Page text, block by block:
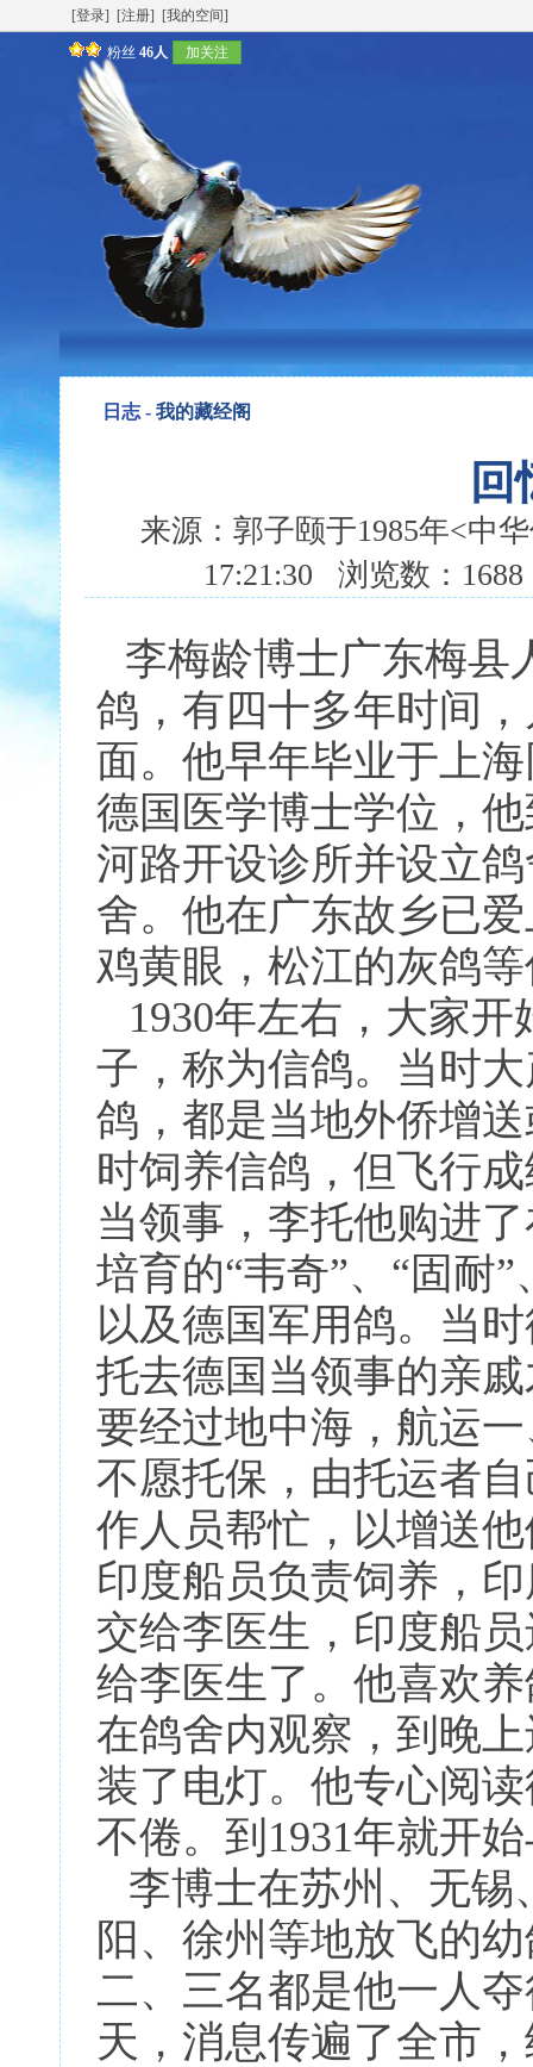
[登录] [注册] [我的空间]
粉丝 46人 加关注
日志 - 我的藏经阁
回
来源：郭子颐于1985年<中
17:21:30 浏览数：
李梅龄博士广东梅县
鸽，有四十多年时间
面。他早年毕业于上
德国医学博士学位，
河路开设诊所并设立
舍。他在广东故乡已
鸡黄眼，松江的灰鸽
1930年左右，大家开
子，称为信鸽。当时
鸽，都是当地外侨增
时饲养信鸽，但飞行
当领事，李托他购进
培育的“韦奇”、“固耐”
以及德国军用鸽。当
托去德国当领事的亲
要经过地中海，航运
不愿托保，由托运者
作人员帮忙，以增送
印度船员负责饲养，
交给李医生，印度船
给李医生了。他喜欢
在鸽舍内观察，到晚
装了电灯。他专心阅
不倦。到1931年就开
李博士在苏州、无锡
阳、徐州等地放飞的
二、三名都是他一人
天，消息传遍了全市